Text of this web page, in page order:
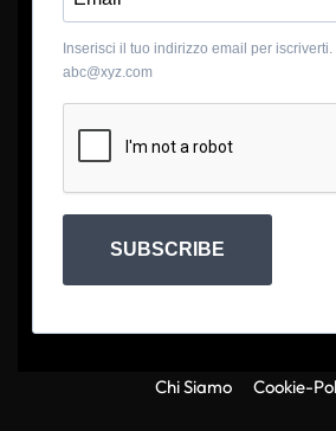
Inserisci il tuo indirizzo email per iscriverti.
abc@xyz.com
SUBSCRIBE
Chi Siamo Cookie-